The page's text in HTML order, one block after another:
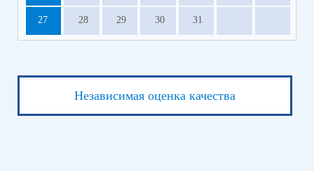
27 28 29 30 31
Независимая оценка качества